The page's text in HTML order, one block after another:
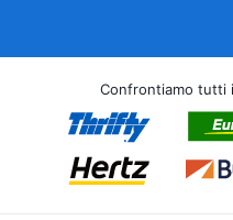
Confrontiamo tutti